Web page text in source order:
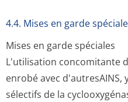
4.4. Mises en garde
Mises en garde spéciales
L'utilisation concomitante
enrobé avec
sélectifs de la